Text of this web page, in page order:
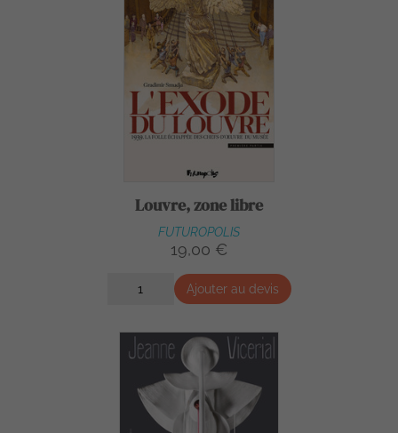
Louvre, zone libre
FUTUROPOLIS
19,00 €
Ajouter au devis